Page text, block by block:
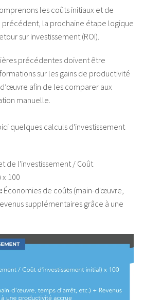
les coûts initiaux et de
précédent, la prochaine étape logique
sur investissement (ROI).
précédentes doivent être
sur les gains de productivité
afin de les comparer aux
manuelle.
quelques calculs d'investissement
de l'investissement / Coût
100
Économies de coûts (main-d'œuvre,
supplémentaires grâce à une